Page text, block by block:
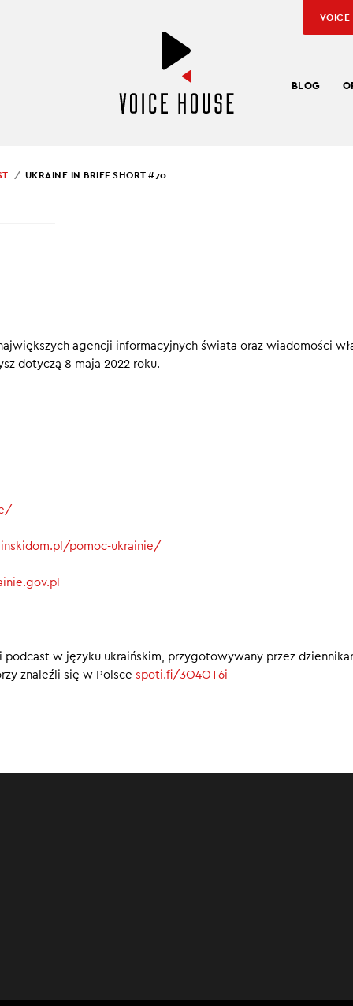
BLOG
VOICE
UKRAINE IN BRIEF SHORT #70
agencji informacyjnych świata oraz wiadomości
dotyczą 8 maja 2022 roku.
pomoc-ukrainie/
w języku ukraińskim, przygotowywany przez
znaleźli się w Polsce spoti.fi/3O4OT6i